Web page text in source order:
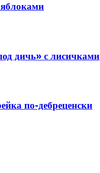
дичь» с лисичками
по-дебреценски